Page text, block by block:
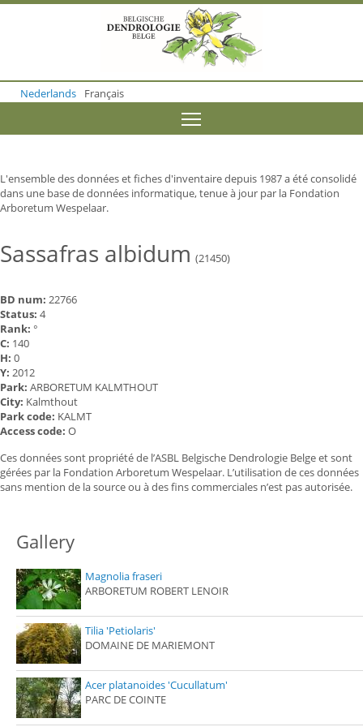
o
m
o
n
t
e
t
Nederlands Français
L'ensemble des données et fiches d'inventaire depuis 1987 a été consolidé
dans une base de données informatique, tenue à jour par la Fondation
Arboretum Wespelaar.
Sassafras albidum (21450)
BD num: 22766
Status: 4
Rank: °
C: 140
H: 0
Y: 2012
Park: ARBORETUM KALMTHOUT
City: Kalmthout
Park code: KALMT
Access code: O
Ces données sont propriété de l’ASBL Belgische Dendrologie Belge et sont
gérées par la Fondation Arboretum Wespelaar. L’utilisation de ces données
sans mention de la source ou à des fins commerciales n’est pas autorisée.
Gallery
Magnolia fraseri
ARBORETUM ROBERT LENOIR
Tilia 'Petiolaris'
DOMAINE DE MARIEMONT
Acer platanoides 'Cucullatum'
PARC DE COINTE